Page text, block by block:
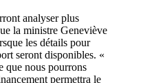
analyser plus
la ministre Geneviève
les détails pour
seront disponibles. «
que nous pourrons
permettra le